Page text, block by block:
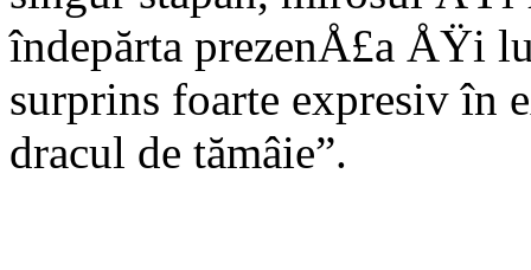
îndepărta prezenÅ£a ÅŸi
surprins foarte expresiv în
dracul de tămâie”.